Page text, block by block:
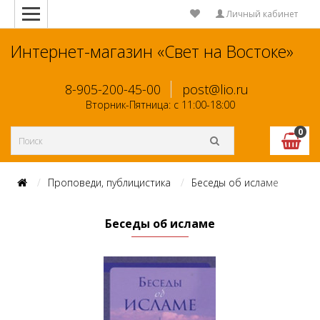
Личный кабинет
Интернет-магазин «Свет на Востоке»
8-905-200-45-00 post@lio.ru
Вторник-Пятница: с 11:00-18:00
0
Проповеди, публицистика Беседы об исламе
Беседы об исламе